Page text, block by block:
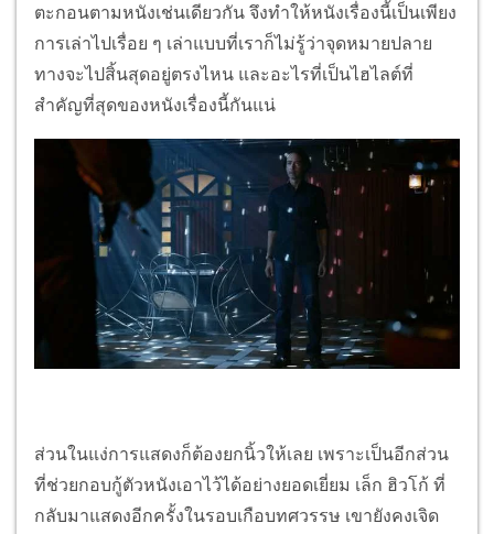
ตะกอนตามหนังเช่นเดียวกัน จึงทำให้หนังเรื่องนี้เป็นเพียง
การเล่าไปเรื่อย ๆ เล่าแบบที่เราก็ไม่รู้ว่าจุดหมายปลาย
ทางจะไปสิ้นสุดอยู่ตรงไหน และอะไรที่เป็นไฮไลต์ที่
สำคัญที่สุดของหนังเรื่องนี้กันแน่
ส่วนในแง่การแสดงก็ต้องยกนิ้วให้เลย เพราะเป็นอีกส่วน
ที่ช่วยกอบกู้ตัวหนังเอาไว้ได้อย่างยอดเยี่ยม เล็ก ฮิวโก้ ที่
กลับมาแสดงอีกครั้งในรอบเกือบทศวรรษ เขายังคงเจิด